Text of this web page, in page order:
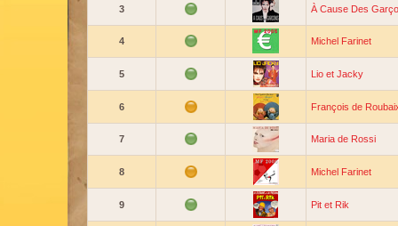
3 À Cause Des
4 Michel Farinet
5 Lio et Jacky
6 François de
7 Maria de Rossi
8 Michel Farinet
9 Pit et Rik